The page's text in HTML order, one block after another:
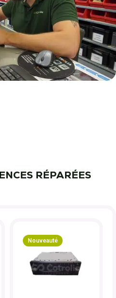
RÉPARÉES
Nouveauté